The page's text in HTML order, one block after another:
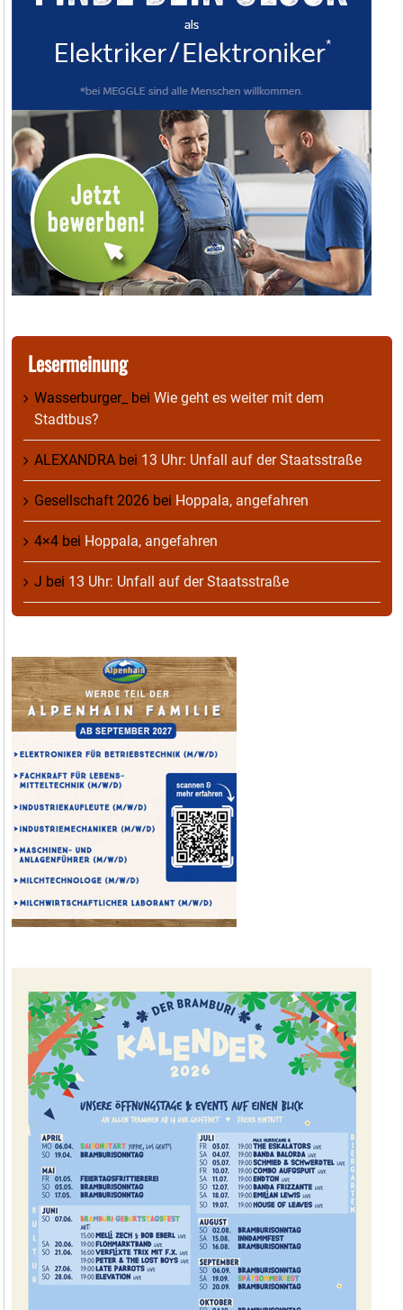
Lesermeinung
Wasserburger_ bei Wie geht es weiter mit dem
Stadtbus?
ALEXANDRA bei 13 Uhr: Unfall auf der Staatsstraße
Gesellschaft 2026 bei Hoppala, angefahren
4×4 bei Hoppala, angefahren
J bei 13 Uhr: Unfall auf der Staatsstraße